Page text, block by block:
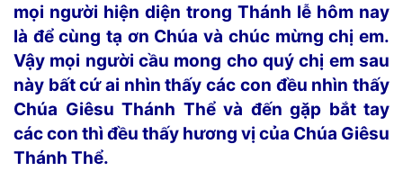
mọi người hiện diện trong Thánh lễ hôm nay
là để cùng tạ ơn Chúa và chúc mừng chị em.
Vậy mọi người cầu mong cho quý chị em sau
này bất cứ ai nhìn thấy các con đều nhìn thấy
Chúa Giêsu Thánh Thể và đến gặp bắt tay
các con thì đều thấy hương vị của Chúa Giêsu
Thánh Thể.